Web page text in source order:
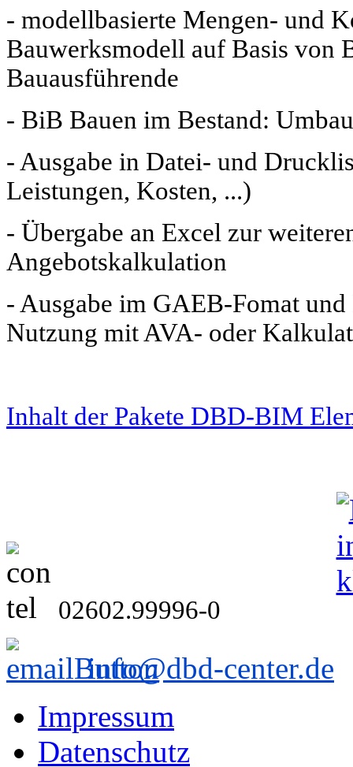
- modellbasierte Mengen- und
Bauwerksmodell auf Basis von
Bauausführende
- BiB Bauen im Bestand:
- Ausgabe in Datei- und
Leistungen, Kosten, ...)
- Übergabe an Excel zur
Angebotskalkulation
- Ausgabe im GAEB-Fomat
Nutzung mit AVA- oder
Inhalt der Pakete DBD-BIM
02602.99996-0
info@dbd-center.de
Impressum
Datenschutz